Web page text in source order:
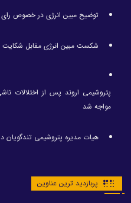
توضیح مبین انرژی در خصوص رای
شکست مبین انرژی مقابل
مواجه شد
هیات مدیره پتروشیمی
پربازدید ترین عناوین